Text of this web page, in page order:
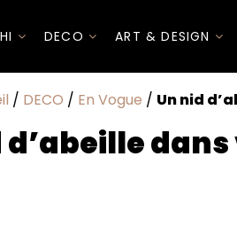
DECO ART & DESIGN
/ DECO / En Vogue / Un nid
d’abeille